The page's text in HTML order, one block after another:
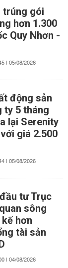
trúng gói
hơn 1.300
Quy Nhơn -
| 05/08/2026
động sản
ty 5 tháng
lại Serenity
giá 2.500
| 05/08/2026
tư Trục
sông
hơn
tài sản
| 04/08/2026